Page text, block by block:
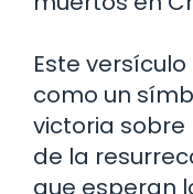
Este
como un
victoria sobre
de la
que esperan